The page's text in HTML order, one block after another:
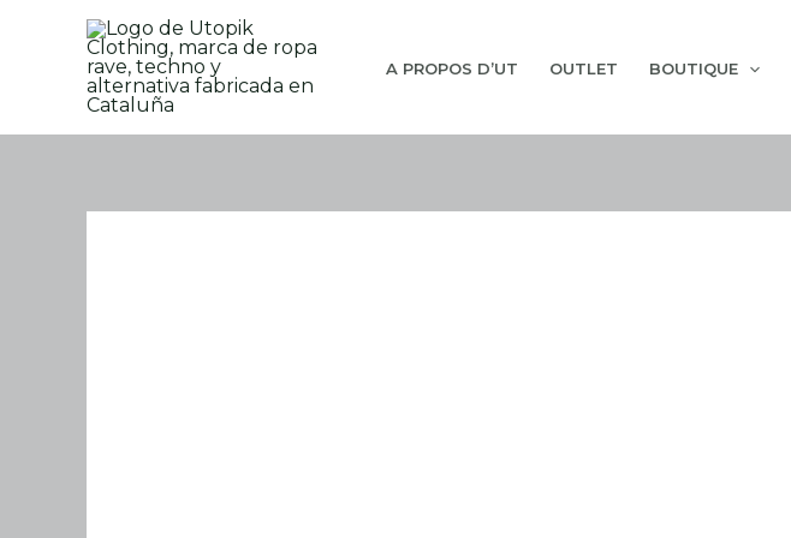
A PROPOS D’UT OUTLET BOUTIQUE